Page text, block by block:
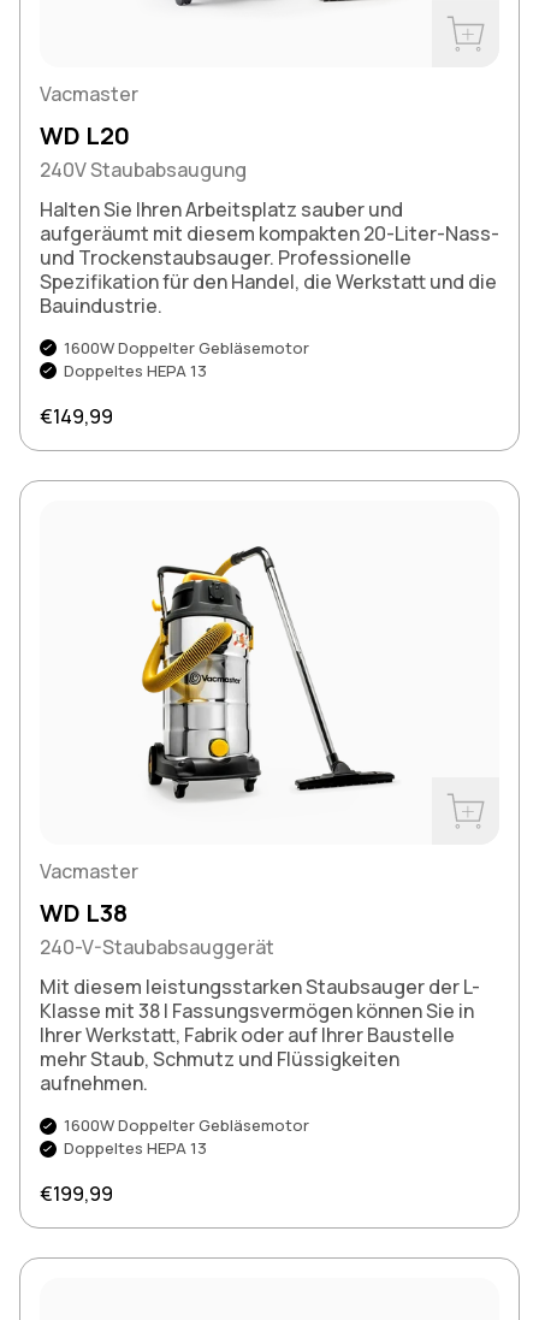
Vacmaster
WD L20
240V Staubabsaugung
Halten Sie Ihren Arbeitsplatz sauber und
aufgeräumt mit diesem kompakten 20-Liter-Nass-
und Trockenstaubsauger. Professionelle
Spezifikation für den Handel, die Werkstatt und die
Bauindustrie.
1600W Doppelter Gebläsemotor
Doppeltes HEPA 13
Regulärer Preis
€149,99
Vacmaster
WD L38
240-V-Staubabsauggerät
Mit diesem leistungsstarken Staubsauger der L-
Klasse mit 38 l Fassungsvermögen können Sie in
Ihrer Werkstatt, Fabrik oder auf Ihrer Baustelle
mehr Staub, Schmutz und Flüssigkeiten
aufnehmen.
1600W Doppelter Gebläsemotor
Doppeltes HEPA 13
Regulärer Preis
€199,99